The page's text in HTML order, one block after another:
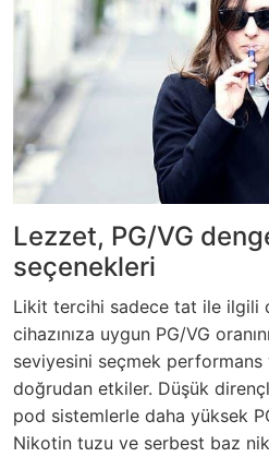
Lezzet, PG/VG
seçenekleri
Likit tercihi sadece tat ile ilgili
cihazınıza uygun PG/VG
seviyesini seçmek
doğrudan etkiler. Düşük
pod sistemlerle daha yüksek
Nikotin tuzu ve serbest baz